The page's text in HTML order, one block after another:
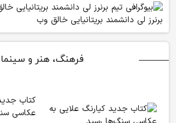
برنرز لی دانشمند بریتانیایی خالق وب
فرهنگ، هنر و سینما
کتاب
عکاسی